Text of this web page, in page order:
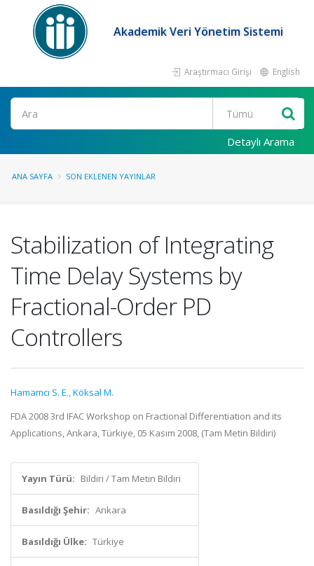
Akademik Veri Yönetim Sistemi
Araştırmacı Girişi English
Ara
Detaylı Arama
ANA SAYFA SON EKLENEN YAYINLAR
Stabilization of Integrating
Time Delay Systems by
Fractional-Order PD
Controllers
Hamamcı S. E.,Köksal M.
FDA 2008 3rd IFAC Workshop on Fractional Differentiation and its
Applications, Ankara, Türkiye, 05 Kasım 2008, (Tam Metin Bildiri)
Yayın Türü: Bildiri / Tam Metin Bildiri
Basıldığı Şehir: Ankara
Basıldığı Ülke: Türkiye